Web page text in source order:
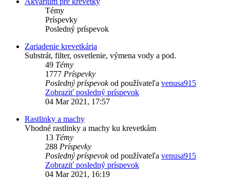
Témy
Príspevky
Posledný príspevok
Zariadenie krevetkária
Substrát, filter, osvetlenie, výmena vody a pod.
49 Témy
1777 Príspevky
Posledný príspevokod používateľa venusa915
Zobraziť posledný príspevok
04 Mar 2021, 17:57
Rastlinky a machy
Vhodné rastlinky a machy ku krevetkám
13 Témy
288 Príspevky
Posledný príspevokod používateľa venusa915
Zobraziť posledný príspevok
04 Mar 2021, 16:19